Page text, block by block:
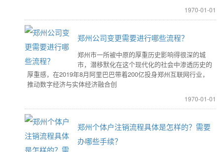
1970-01-01
郑州公司变更需要进行哪些流程？
郑州市一所被中原的厚重历史影响得很深的城
市，潜移默化在这个现代化的社会中渗透历史的
厚重感，在2019年8月阿里巴巴带着200亿投身郑州互联网行业，
推动数字经济与实体经济融合创
1970-01-01
郑州个体户注销流程具体是怎样的？需要
办哪些手续？